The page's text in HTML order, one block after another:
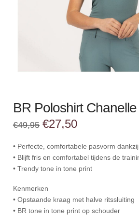
BR Poloshirt Chanelle
€49,95 Oorspronkelijke
prijs
€49,95.
€27,50Huidige
€27,50.
• Perfecte, comfortabele pasvorm
• Blijft fris en comfortabel tijdens de
• Trendy tone in tone print
Kenmerken
• Opstaande kraag met halve ritssluiting
• BR tone in tone print op schouder